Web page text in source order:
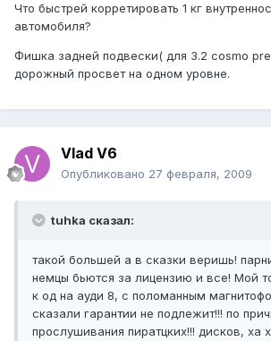
Что быстрей корретировать 1 кг
автомобиля?
Фишка задней подвески( для 3.2 cosmo
дорожный просвет на одном уровне.
Vlad V6
Опубликовано 27 февраля, 2009
tuhka сказал:
такой большей а в сказки веришь!
немцы бьются за лицензию и все! Мой
к од на ауди 8, с поломанным
сказали гарантии не подлежит!!! по
прослушивания пиратцких!!! дисков, ха